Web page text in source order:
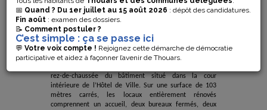
📅 Quand ? Du 1er juillet au 15 août 2026 : dépôt des candidatures.
Fin août : examen des dossiers.
📝 Comment postuler ?
C’est simple : ça se passe ici
💬 Votre voix compte ! Rejoignez cette démarche de démocratie
participative et aidez à façonner l’avenir de Thouars.
Le maire de Thouars, Bernard Paineau, a inauguré les
nouveaux locaux de l’État civil mardi 15 avril en
présence des élus, des agents et des entreprises qui ont
réalisés les aménagements.Dans un souci
d’amélioration de la confidentialité, de l’accessibilité
des usagerset des conditions de travail
rez-de-chaussée du bâtiment situé dans la cour
intérieure de l’Hôtel de Ville.Sur une surface de 103
mètres carrés, les locaux entièrement rénovés
comprennent un accueil, deux bureaux fermés, deux